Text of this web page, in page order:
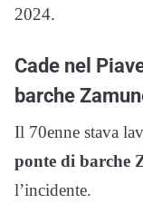
2024.
Cade nel
barche
Il 70enne stava
ponte di barche
l’incidente.